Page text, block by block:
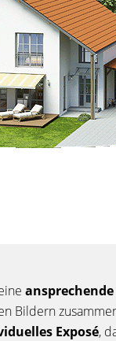
Bildern
Exposé,